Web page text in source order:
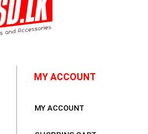
MY ACCOUNT
MY ACCOUNT